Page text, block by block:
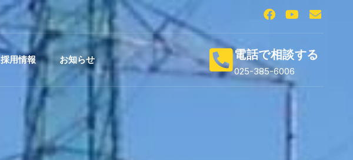
採用情報 お知らせ 電話で相談する
025-385-6006